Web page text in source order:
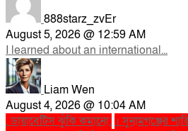
888starz_zvEr
August 5, 2026 @ 12:59 AM
I learned about an international...
Liam Wen
August 4, 2026 @ 10:04 AM
. ডায়াবেটিস ঝুঁকি কমানো: । সুনামগঞ্জের